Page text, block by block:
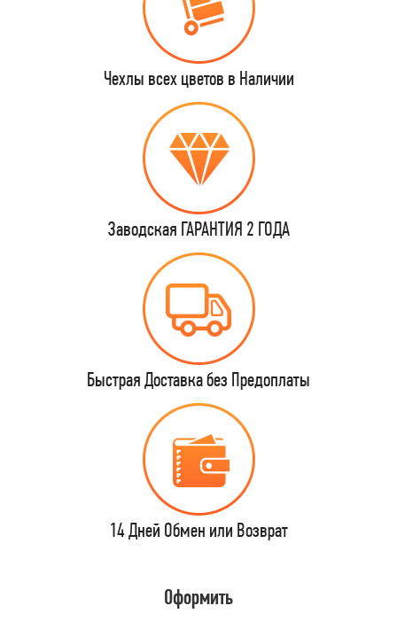
Чехлы всех цветов в Наличии
Заводская ГАРАНТИЯ 2 ГОДА
Быстрая Доставка без Предоплаты
14 Дней Обмен или Возврат
Оформить